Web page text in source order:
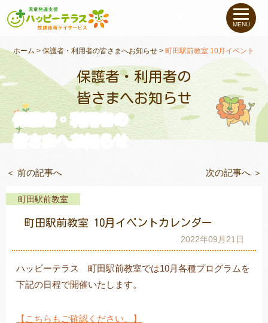
私たちについて
未就学のお子さま（０〜６才）
小学生〜高校生の お子さま
支援事例
教室一覧
MENU
ホーム >保護者・利用者の皆さまへお知らせ >町田駅前教室 10月イベントカ
保護者・利用者の
皆さまへお知らせ
保護者・利用者の
皆さまへお知らせ
＜ 前の記事へ 次の記事へ ＞
町田駅前教室
町田駅前教室 10月イベントカレンダー
2022年09月21日
ハッピーテラス 町田駅前教室では10月各種プログラムを
下記の日程で開催いたします。
【こちらもご確認ください。】